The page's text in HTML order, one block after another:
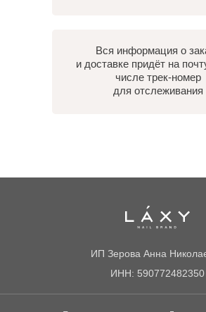
Вся информация о
и доставке придёт на
числе трек-номер
для отслеживания
ИП Зерова Анна
ИНН: 590772482350